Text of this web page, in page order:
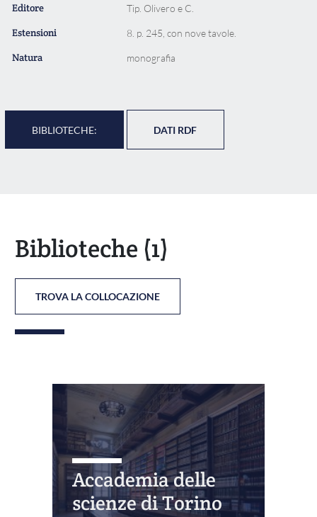
Editore Tip. Olivero e C.
Estensioni 8. p. 245, con nove tavole.
Natura monografia
BIBLIOTECHE: DATI RDF
Biblioteche (1)
TROVA LA COLLOCAZIONE
Accademia delle
scienze di Torino